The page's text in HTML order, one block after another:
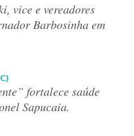
vice e vereadores
Barbosinha em
fortalece saúde
Sapucaia.